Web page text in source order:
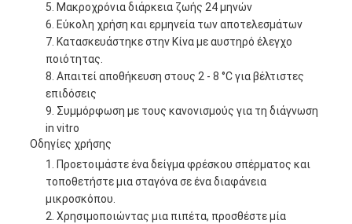
Μακροχρόνια διάρκεια ζωής 24 μηνών
Εύκολη χρήση και ερμηνεία των αποτελεσμάτων
Κατασκευάστηκε στην Κίνα με αυστηρό έλεγχο
ποιότητας.
Απαιτεί αποθήκευση στους 2 - 8 °C για βέλτιστες
επιδόσεις
Συμμόρφωση με τους κανονισμούς για τη διάγνωση
in vitro
Οδηγίες χρήσης
Προετοιμάστε ένα δείγμα φρέσκου σπέρματος και
τοποθετήστε μια σταγόνα σε ένα διαφάνεια
μικροσκόπου.
Χρησιμοποιώντας μια πιπέτα, προσθέστε μία